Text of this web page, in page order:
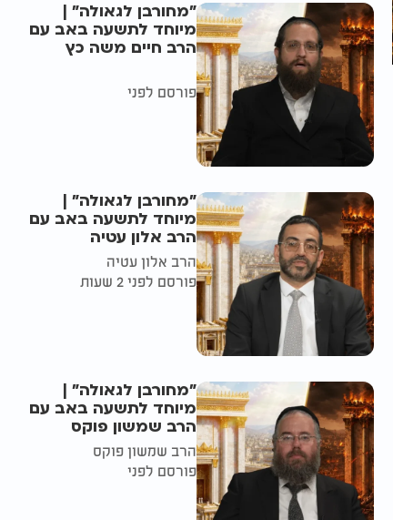
"מחורבן לגאולה" |
מיוחד לתשעה באב עם
הרב חיים משה כץ
פורסם לפני
"מחורבן לגאולה" |
מיוחד לתשעה באב עם
הרב אלון עטיה
הרב אלון עטיה
פורסם לפני 2 שעות
"מחורבן לגאולה" |
מיוחד לתשעה באב עם
הרב שמשון פוקס
הרב שמשון פוקס
פורסם לפני